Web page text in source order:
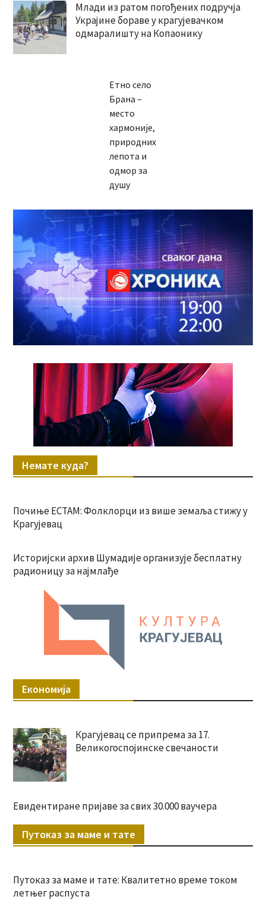
Млади из ратом погођених подручја
Украјине бораве у крагујевачком
одмаралишту на Копаонику
Етно село
Брана –
место
хармоније,
природних
лепота и
одмор за
душу
Немате куда?
Почиње ЕСТАМ: Фолклорци из више земаља стижу у
Крагујевац
Историјски архив Шумадије организује бесплатну
радионицу за најмлађе
Економија
Крагујевац се припрема за 17.
Великогоспојинске свечаности
Евидентиране пријаве за свих 30.000 ваучера
Путоказ за маме и тате
Путоказ за маме и тате: Квалитетно време током
летњег распуста